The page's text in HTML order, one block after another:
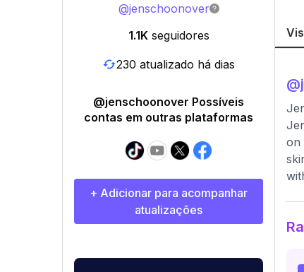
@jenschoonover
1.1K seguidores
230 atualizado há dias
@jenschoonover Possíveis
contas em outras plataformas
+ Adicionar para acompanhar
atualizações
@
on